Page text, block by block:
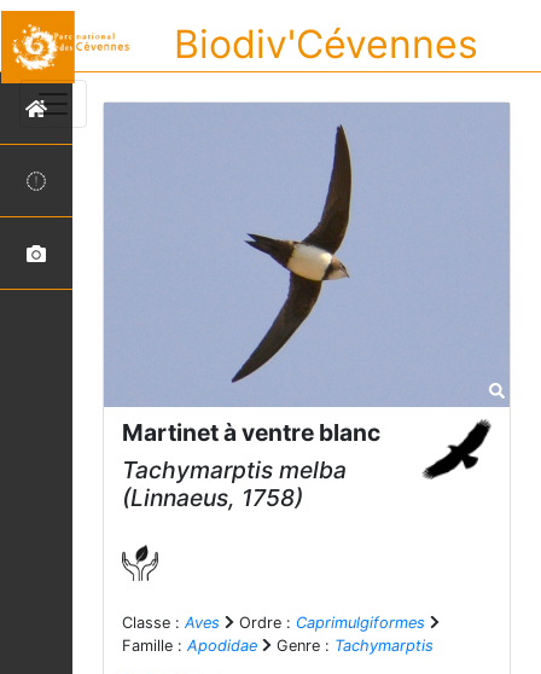
Biodiv'Cévennes
Martinet à ventre blanc
Tachymarptis melba
(Linnaeus, 1758)
Classe : Aves Ordre : Caprimulgiformes
Famille : Apodidae Genre : Tachymarptis